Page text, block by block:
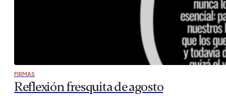
FIRMAS
Reflexión fresquita de agosto